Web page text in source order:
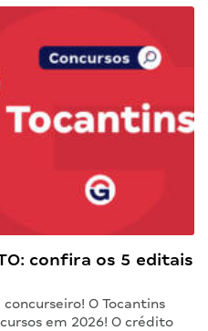
confira os 5 editais
O Tocantins
em 2026! O crédito